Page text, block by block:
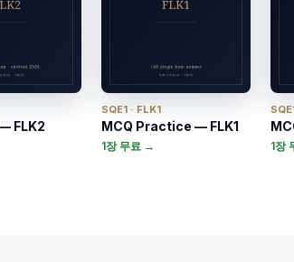
FLK2
SQE1 · FLK1
MCQ Practice — FLK1
1장 무료 → 1장